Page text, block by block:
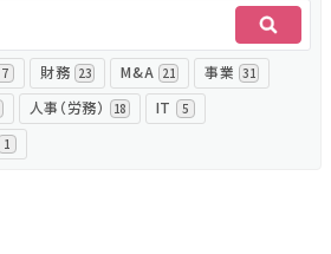
7 財務 23 M&A 21 事業 31
人事（労務） 18 IT 5
1